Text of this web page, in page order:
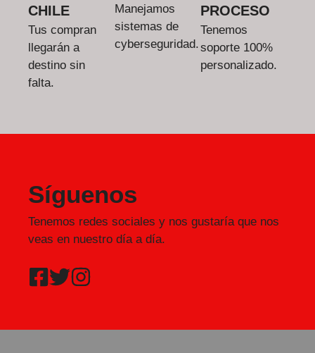
CHILE
Tus compran
llegarán a
destino sin
falta.
Manejamos
sistemas de
cyberseguridad.
PROCESO
Tenemos
soporte 100%
personalizado.
Síguenos
Tenemos redes sociales y nos gustaría que nos
veas en nuestro día a día.